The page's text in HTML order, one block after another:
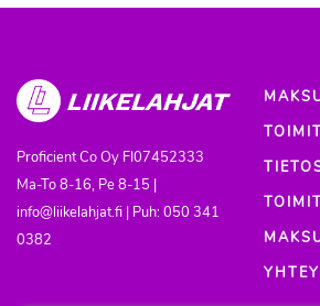
Proficient Co Oy FI07452333
Ma-To 8-16, Pe 8-15 |
info@liikelahjat.fi | Puh: 050 341
0382